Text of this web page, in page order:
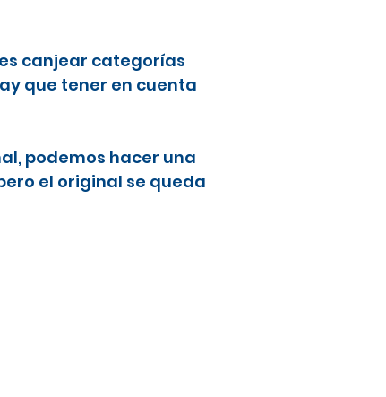
canjear categorías
que tener en cuenta
podemos hacer una
el original se queda